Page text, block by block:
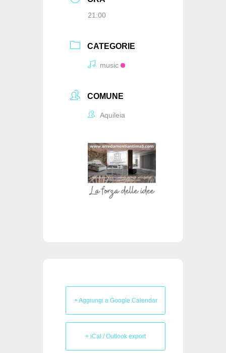
21:00
CATEGORIE
music
COMUNE
Aquileia
+ Aggiungi a Google Calendar
+ iCal / Outlook export